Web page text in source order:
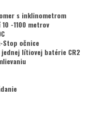
s inklinometrom
-1100 metrov
Stop očnice
lítiovej batérie CR2